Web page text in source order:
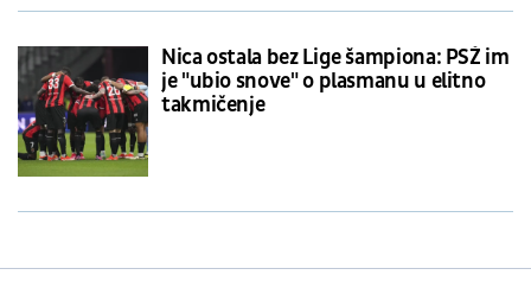
Nica ostala bez Lige šampiona: PSŽ im
je "ubio snove" o plasmanu u elitno
takmičenje